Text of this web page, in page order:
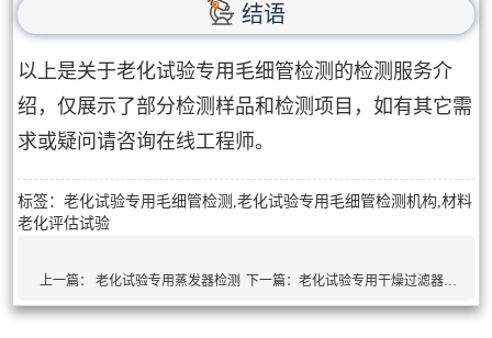
结语
以上是关于老化试验专用毛细管检测的检测服务介
绍，仅展示了部分检测样品和检测项目，如有其它需
求或疑问请咨询在线工程师。
标签：老化试验专用毛细管检测,老化试验专用毛细管检测机构,材料
老化评估试验
上一篇：老化试验专用蒸发器检测 下一篇： 老化试验专用干燥过滤器检测